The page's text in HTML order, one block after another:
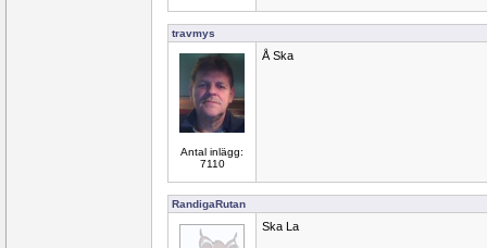
travmys
Antal inlägg:
7110
Å Ska
RandigaRutan
Ska La